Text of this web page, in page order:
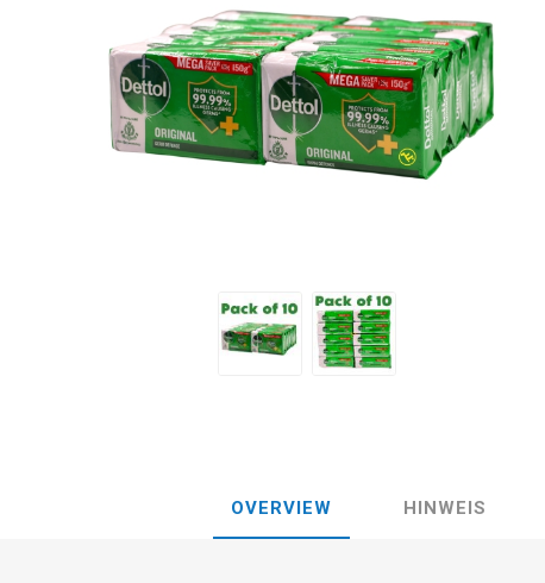
OVERVIEW HINWEIS